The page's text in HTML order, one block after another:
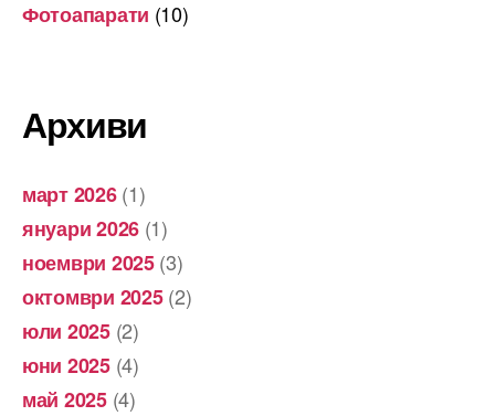
Фотоапарати (10)
Архиви
март 2026(1)
януари 2026 (1)
ноември 2025(3)
октомври 2025(2)
юли 2025(2)
юни 2025(4)
май 2025(4)